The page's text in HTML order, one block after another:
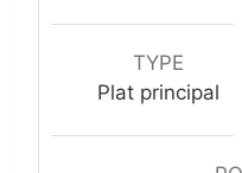
u
TYPE
Plat principal